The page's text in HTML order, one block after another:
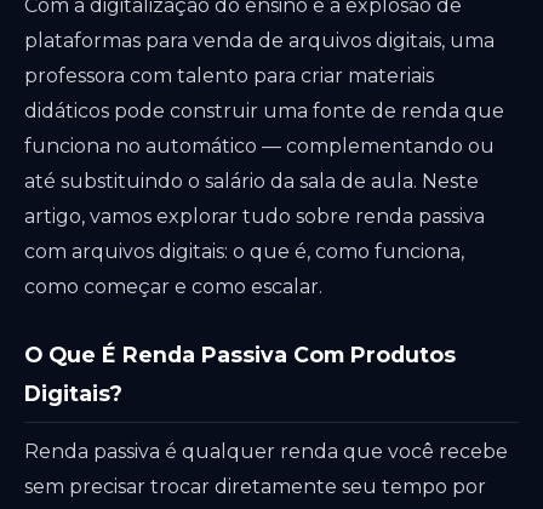
Com a digitalização do ensino e a explosão de
plataformas para venda de arquivos digitais, uma
professora com talento para criar materiais
didáticos pode construir uma fonte de renda que
funciona no automático — complementando ou
até substituindo o salário da sala de aula. Neste
artigo, vamos explorar tudo sobre renda passiva
com arquivos digitais: o que é, como funciona,
como começar e como escalar.
O Que É Renda Passiva Com Produtos
Digitais?
Renda passiva é qualquer renda que você recebe
sem precisar trocar diretamente seu tempo por